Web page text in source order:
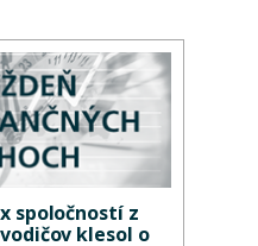
spoločností z
klesol o